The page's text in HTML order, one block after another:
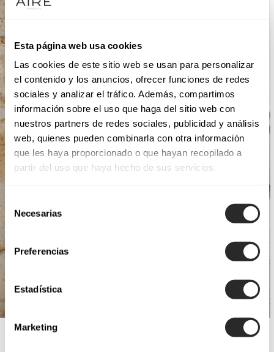
Esta página web usa cookies
Las cookies de este sitio web se usan para personalizar
el contenido y los anuncios, ofrecer funciones de redes
sociales y analizar el tráfico. Además, compartimos
información sobre el uso que haga del sitio web con
nuestros partners de redes sociales, publicidad y análisis
web, quienes pueden combinarla con otra información
que les haya proporcionado o que hayan recopilado a
partir del uso que haya hecho de sus servicios.
Selección
Necesarias
Preferencias
Estadística
Marketing
AIRE BARCELONA